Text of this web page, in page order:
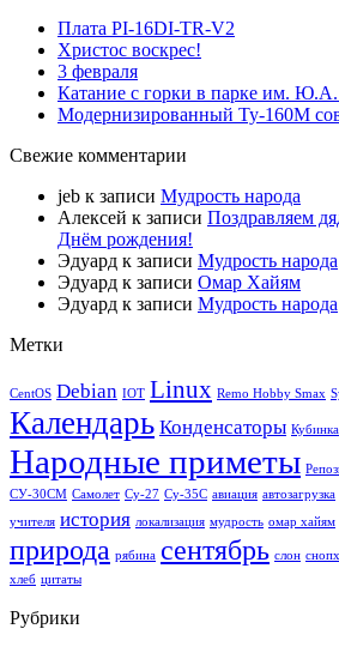
Плата PI-16DI-TR-V2
Христос воскрес!
3 февраля
Катание с горки в парке им. Ю.А.
Модернизированный Ту-160М
Свежие комментарии
jeb к записи Мудрость народа
Алексей к записи Поздравляем
Днём рождения!
Эдуард к записи Мудрость народа
Эдуард к записи Омар Хайям
Эдуард к записи Мудрость народа
Метки
CentOS Debian IOT Linux Remo Hobby Smax
Календарь Конденсаторы Кубинка
Народные приметы
СУ-30СМ Самолет Су-27 Су-35С авиация автозагрузка
учителя история локализация мудрость омар хайям
природа рябина сентябрь слон
хлеб цитаты
Рубрики